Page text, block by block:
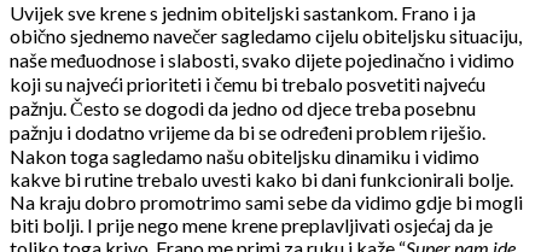
Uvijek sve krene s jednim obiteljski sastankom. Frano i ja
obično sjednemo navečer sagledamo cijelu obiteljsku situaciju,
naše međuodnose i slabosti, svako dijete pojedinačno i vidimo
koji su najveći prioriteti i čemu bi trebalo posvetiti najveću
pažnju. Često se dogodi da jedno od djece treba posebnu
pažnju i dodatno vrijeme da bi se određeni problem riješio.
Nakon toga sagledamo našu obiteljsku dinamiku i vidimo
kakve bi rutine trebalo uvesti kako bi dani funkcionirali bolje.
Na kraju dobro promotrimo sami sebe da vidimo gdje bi mogli
biti bolji. I prije nego mene krene preplavljivati osjećaj da je